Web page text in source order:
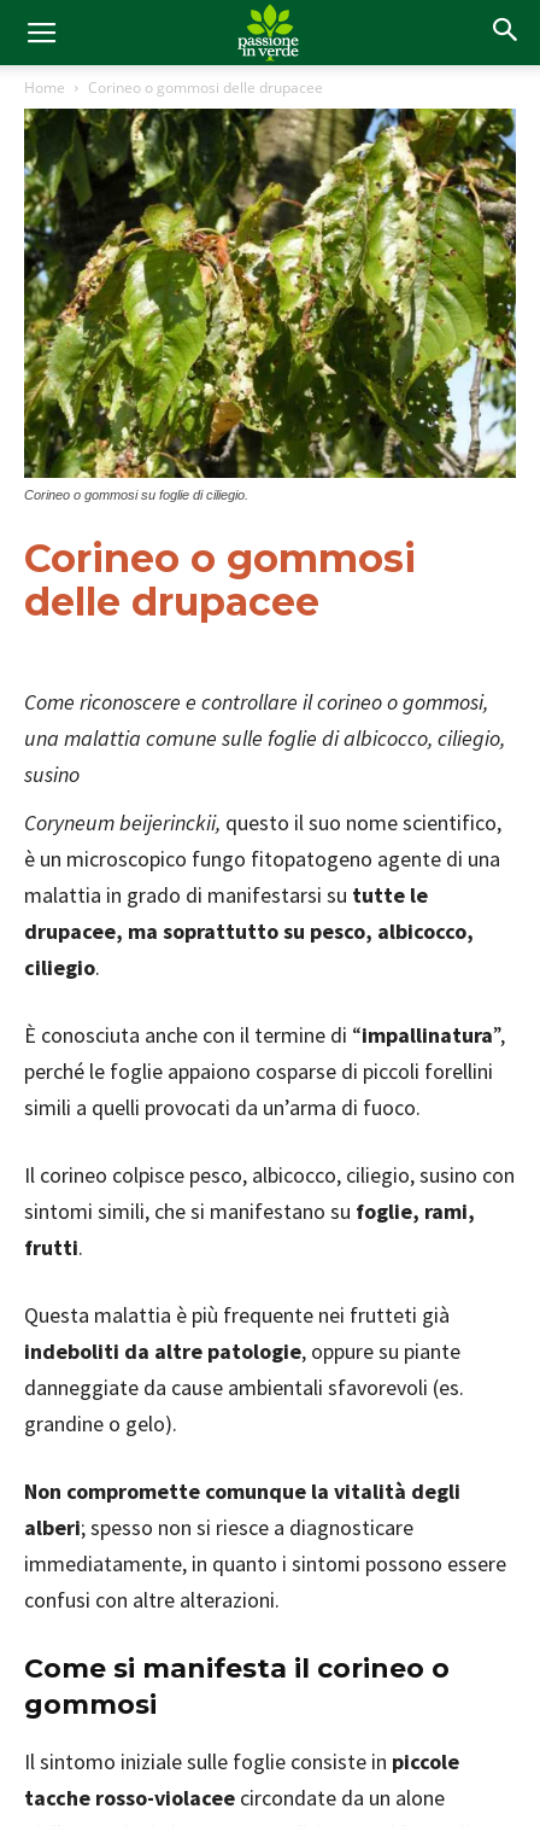
Home Corineo o gommosi delle drupacee
Corineo o gommosi su foglie di ciliegio.
Corineo o gommosi
delle drupacee
Come riconoscere e controllare il corineo o gommosi,
una malattia comune sulle foglie di albicocco, ciliegio,
susino
Coryneum beijerinckii, questo il suo nome scientifico,
è un microscopico fungo fitopatogeno agente di una
malattia in grado di manifestarsi su tutte le
drupacee, ma soprattutto su pesco, albicocco,
ciliegio.
È conosciuta anche con il termine di “impallinatura”,
perché le foglie appaiono cosparse di piccoli forellini
simili a quelli provocati da un’arma di fuoco.
Il corineo colpisce pesco, albicocco, ciliegio, susino con
sintomi simili, che si manifestano su foglie, rami,
frutti.
Questa malattia è più frequente nei frutteti già
indeboliti da altre patologie, oppure su piante
danneggiate da cause ambientali sfavorevoli (es.
grandine o gelo).
Non compromette comunque la vitalità degli
alberi; spesso non si riesce a diagnosticare
immediatamente, in quanto i sintomi possono essere
confusi con altre alterazioni.
Come si manifesta il corineo o
gommosi
Il sintomo iniziale sulle foglie consiste in piccole
tacche rosso-violacee circondate da un alone